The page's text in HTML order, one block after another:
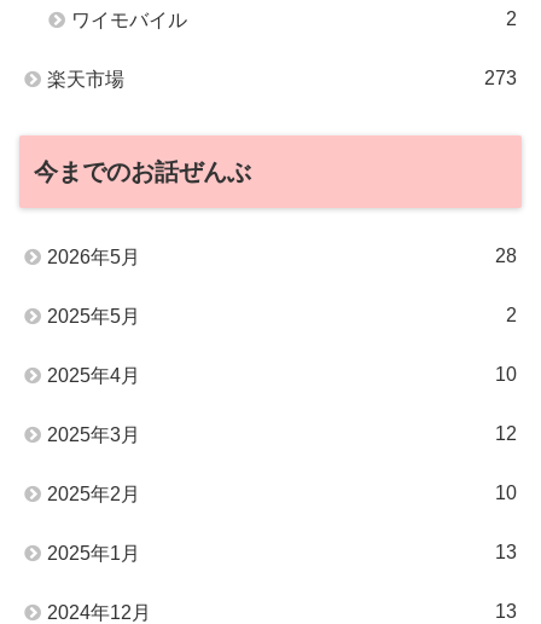
ワイモバイル 2
楽天市場 273
今までのお話ぜんぶ
2026年5月 28
2025年5月 2
2025年4月 10
2025年3月 12
2025年2月 10
2025年1月 13
2024年12月 13